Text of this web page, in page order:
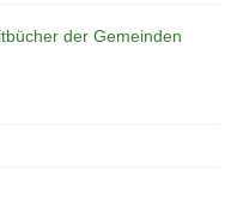
der Gemeinden